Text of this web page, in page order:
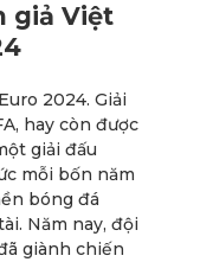
giả Việt
2024. Giải
hay còn được
giải đấu
mỗi bốn năm
bóng đá
Năm nay, đội
giành chiến